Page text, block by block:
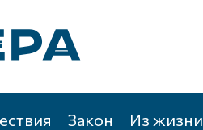
Закон Из жизни